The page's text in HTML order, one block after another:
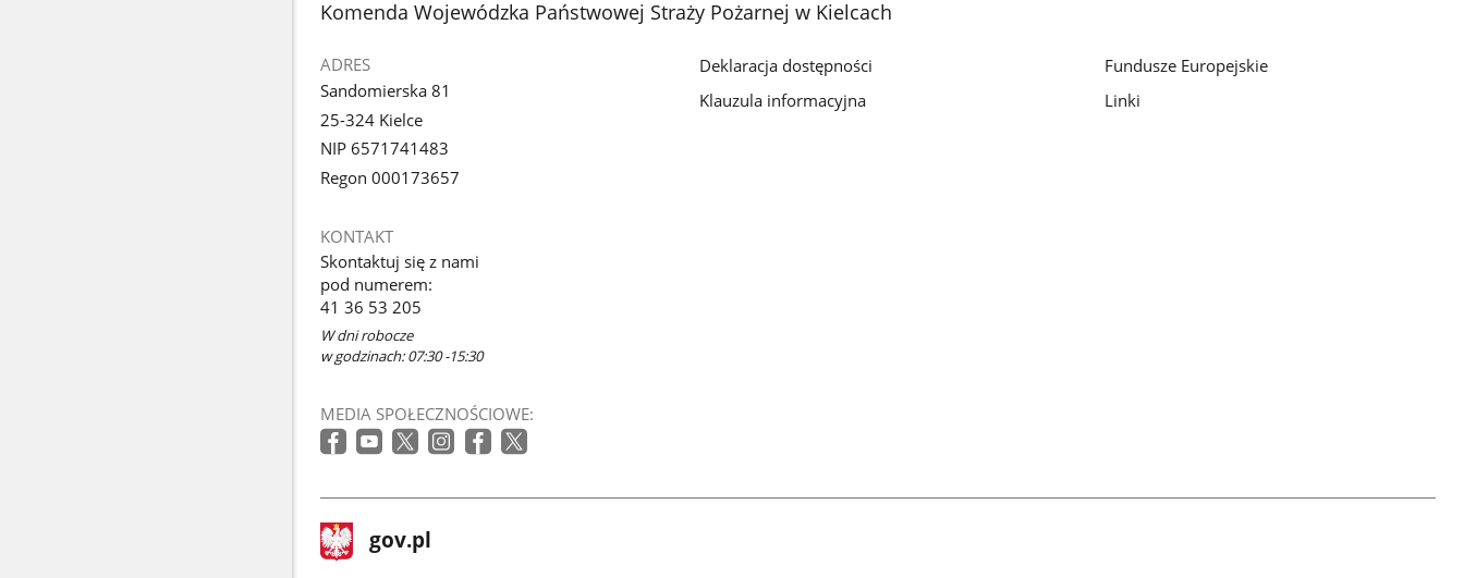
galerii.
galerii.
galerii.
galerii.
stopka
Komenda Wojewódzka Państwowej Straży Pożarnej w Kielcach
ADRES
Sandomierska 81
25-324 Kielce
NIP 6571741483
Regon 000173657
KONTAKT
Skontaktuj się z nami
pod numerem:
41 36 53 205
W dni robocze
w godzinach: 07:30 -15:30
MEDIA SPOŁECZNOŚCIOWE:
Deklaracja dostępności
Klauzula informacyjna
Fundusze Europejskie
Linki
stopka
gov.pl Strona
gov.pl